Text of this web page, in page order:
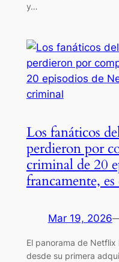
y…
Los fanáticos
perdieron por
criminal de 20
francamente,
Mar 19, 2026
El panorama de
desde su primera